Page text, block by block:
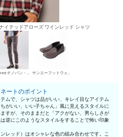
テッドアローズ ワインレッド シャツ
JUNred チノパン・綿パン サンエーフットウェア スリッポン
ートのポイント
ムで、シャツは品がいい、キレイ目なアイテム
がいい、いい子ちゃん」風に見えるスタイルに
すが、そのままだと「アクがない、男らしさが
逆にこのようなスタイルをすることで怖い印象
レッド）はオシャレな色の組み合わせです。こ